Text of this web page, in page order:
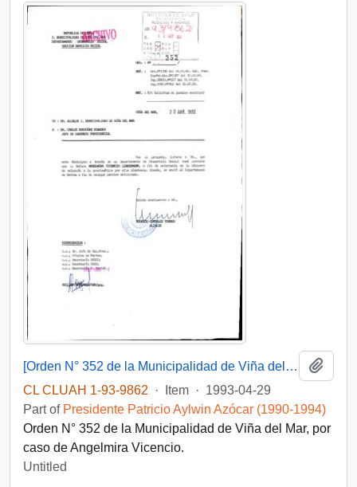
[Orden N° 352 de la Municipalidad de Viña del Mar]
CL CLUAH 1-93-9862
· Item · 1993-04-29
Part of Presidente Patricio Aylwin Azócar (1990-1994)
Orden N° 352 de la Municipalidad de Viña del Mar, por
caso de Angelmira Vicencio.
Untitled